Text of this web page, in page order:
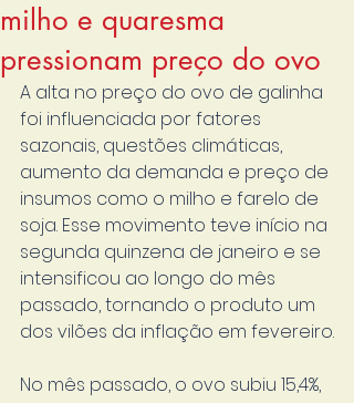
milho e quaresma
pressionam preço do ovo
A alta no preço do ovo de galinha
foi influenciada por fatores
sazonais, questões climáticas,
aumento da demanda e preço de
insumos como o milho e farelo de
soja. Esse movimento teve início na
segunda quinzena de janeiro e se
intensificou ao longo do mês
passado, tornando o produto um
dos vilões da inflação em fevereiro.
No mês passado, o ovo subiu 15,4%,